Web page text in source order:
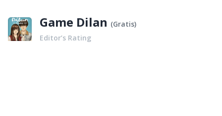
Game Dilan (Gratis)
Editor’s Rating